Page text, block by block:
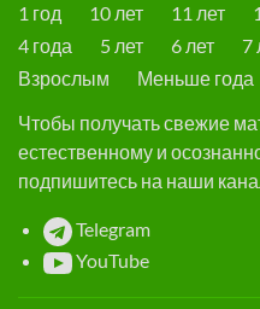
1 год
10 лет 11 лет
4 года
5 лет 6 лет 7
Взрослым
Меньше года
Чтобы получать свежие
естественному и
подпишитесь на наши
Telegram
YouTube